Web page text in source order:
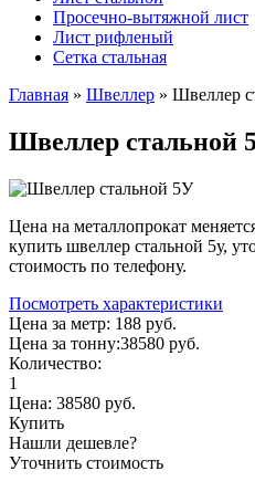
Просечно-вытяжной лист
Лист рифленый
Сетка стальная
Главная » Швеллер » Швеллер
Швеллер стальной
Цена на металлопрокат
купить швеллер стальной 5у,
стоимость по телефону.
Посмотреть характеристики
Цена за метр: 188 руб.
Цена за тонну:38580 руб.
Количество:
1
Цена: 38580 руб.
Купить
Нашли дешевле?
Уточнить стоимость